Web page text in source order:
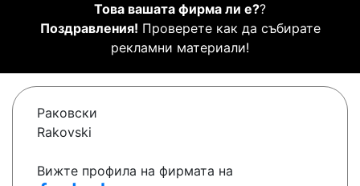
Това вашата фирма ли е??
Поздравления! Проверете как да събирате
рекламни материали!
Раковски
Rakovski
Вижте профила на фирмата на